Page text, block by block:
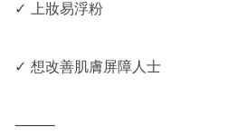
✓ 上妝易浮粉
✓ 想改善肌膚屏障人士
⸻